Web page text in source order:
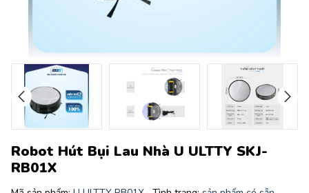
Robot Hút Bụi Lau Nhà U ULTTY SKJ-
RB01X